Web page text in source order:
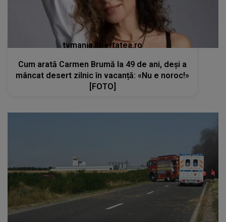
tvmania.libertatea.ro
Cum arată Carmen Brumă la 49 de ani, deși a
mâncat desert zilnic în vacanță: «Nu e noroc!»
[FOTO]